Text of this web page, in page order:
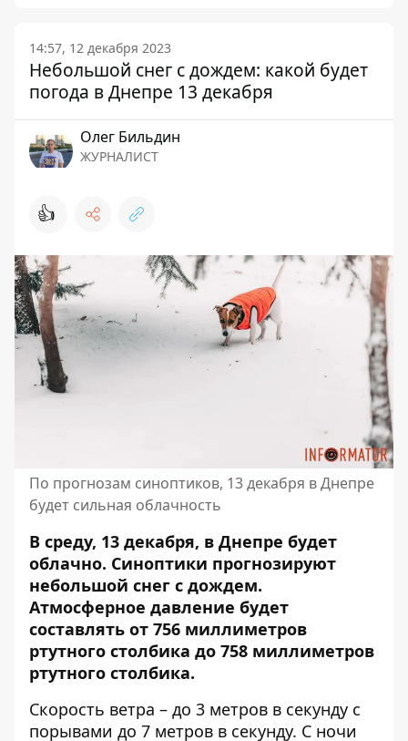
14:57, 12 декабря 2023
Небольшой снег с дождем: какой будет
погода в Днепре 13 декабря
Олег Бильдин
ЖУРНАЛИСТ
👍
По прогнозам синоптиков, 13 декабря в Днепре
будет сильная облачность
В среду, 13 декабря, в Днепре будет
облачно. Синоптики прогнозируют
небольшой снег с дождем.
Атмосферное давление будет
составлять от 756 миллиметров
ртутного столбика до 758 миллиметров
ртутного столбика.
Скорость ветра – до 3 метров в секунду с
порывами до 7 метров в секунду. С ночи